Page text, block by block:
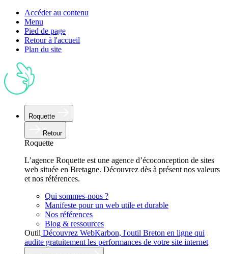
Accéder au contenu
Menu
Pied de page
Retour à l'accueil
Plan du site
Roquette
Retour
Roquette
L’agence Roquette est une agence d’écoconception de sites
web située en Bretagne. Découvrez dès à présent nos valeurs
et nos références.
Qui sommes-nous ?
Manifeste pour un web utile et durable
Nos références
Blog & ressources
Outil Découvrez WebKarbon, l'outil Breton en ligne qui
audite gratuitement les performances de votre site internet